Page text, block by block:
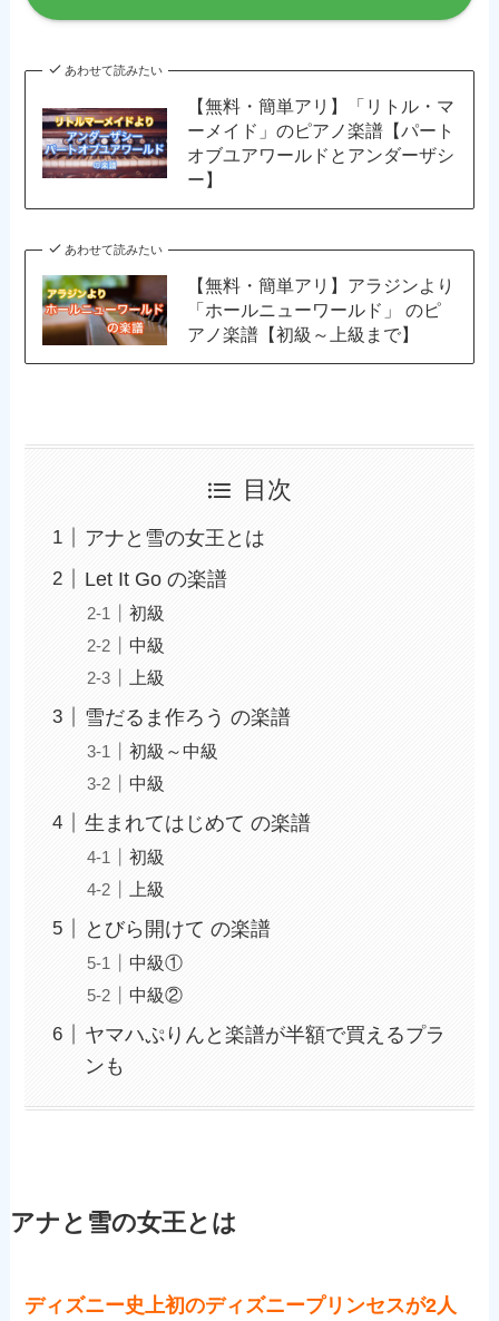
あわせて読みたい
【無料・簡単アリ】「リトル・マ
ーメイド」のピアノ楽譜【パート
オブユアワールドとアンダーザシ
ー】
あわせて読みたい
【無料・簡単アリ】アラジンより
「ホールニューワールド」 のピ
アノ楽譜【初級～上級まで】
目次
アナと雪の女王とは
Let It Go の楽譜
初級
中級
上級
雪だるま作ろう の楽譜
初級～中級
中級
生まれてはじめて の楽譜
初級
上級
とびら開けて の楽譜
中級①
中級②
ヤマハぷりんと楽譜が半額で買えるプラ
ンも
アナと雪の女王とは
ディズニー史上初のディズニープリンセスが2人